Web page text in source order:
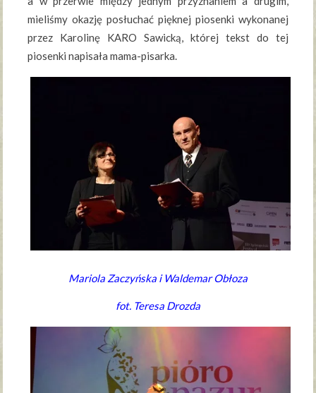
mieliśmy okazję posłuchać pięknej piosenki wykonanej
przez Karolinę KARO Sawicką, której tekst do tej
piosenki napisała mama-pisarka.
Mariola Zaczyńska i Waldemar Obłoza
fot. Teresa Drozda